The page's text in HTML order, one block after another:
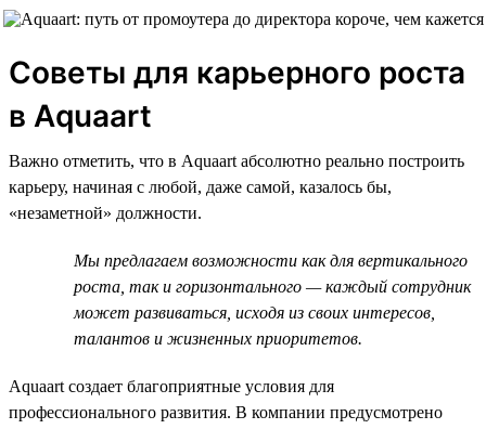
Советы для карьерного роста
в Aquaart
Важно отметить, что в Aquaart абсолютно реально построить
карьеру, начиная с любой, даже самой, казалось бы,
«незаметной» должности.
Мы предлагаем возможности как для вертикального
роста, так и горизонтального — каждый сотрудник
может развиваться, исходя из своих интересов,
талантов и жизненных приоритетов.
Aquaart создает благоприятные условия для
профессионального развития. В компании предусмотрено